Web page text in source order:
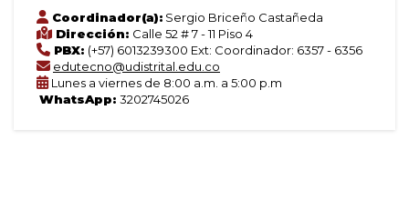
Coordinador(a): Sergio Briceño Castañeda
Dirección: Calle 52 # 7 - 11 Piso 4
PBX: (+57) 6013239300 Ext: Coordinador: 6357 - 6356
edutecno@udistrital.edu.co
Lunes a viernes de 8:00 a.m. a 5:00 p.m
WhatsApp: 3202745026